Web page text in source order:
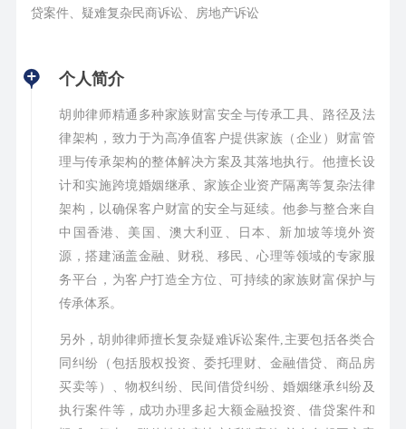
贷案件、疑难复杂民商诉讼、房地产诉讼
个人简介
胡帅律师精通多种家族财富安全与传承工具、路径及法
律架构，致力于为高净值客户提供家族（企业）财富管
理与传承架构的整体解决方案及其落地执行。他擅长设
计和实施跨境婚姻继承、家族企业资产隔离等复杂法律
架构，以确保客户财富的安全与延续。他参与整合来自
中国香港、美国、澳大利亚、日本、新加坡等境外资
源，搭建涵盖金融、财税、移民、心理等领域的专家服
务平台，为客户打造全方位、可持续的家族财富保护与
传承体系。
另外，胡帅律师擅长复杂疑难诉讼案件,主要包括各类合
同纠纷（包括股权投资、委托理财、金融借贷、商品房
买卖等）、物权纠纷、民间借贷纠纷、婚姻继承纠纷及
执行案件等，成功办理多起大额金融投资、借贷案件和